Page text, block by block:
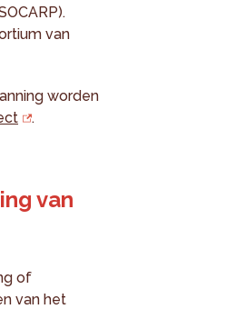
van
worden
.
van
of
van het